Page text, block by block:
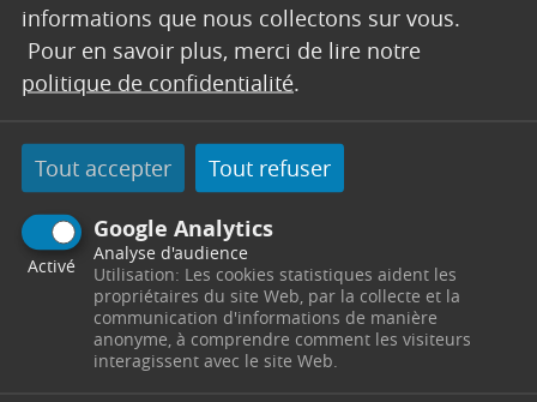
informations que nous collectons sur vous.
Pour en savoir plus, merci de lire notre
politique de confidentialité.
Tout accepter Tout refuser
Google Analytics
Activé
Analyse d'audience
Utilisation: Les cookies statistiques aident les
propriétaires du site Web, par la collecte et la
communication d'informations de manière
anonyme, à comprendre comment les visiteurs
interagissent avec le site Web.
Télécharger